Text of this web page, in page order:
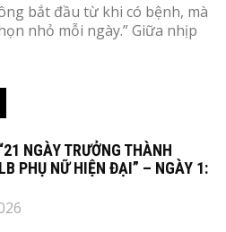
bắt đầu từ khi có bệnh, mà
nhỏ mỗi ngày.” Giữa nhịp
NGÀY TRƯỞNG THÀNH
PHỤ NỮ HIỆN ĐẠI” – NGÀY 1: